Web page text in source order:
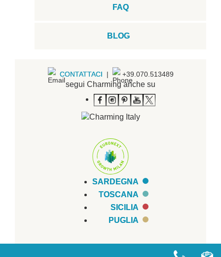
FAQ
BLOG
CONTATTACI | +39.070.513489
segui Charming anche su
SARDEGNA
TOSCANA
SICILIA
PUGLIA